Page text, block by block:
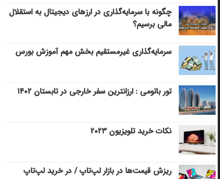
چگونه با سرمایه‌گذاری در ارزهای دیجیتال به استقلال
مالی برسیم؟
سرمایه‌گذاری غیرمستقیم بخش مهم آموزش بورس
تور باتومی : ارزانترین سفر خارجی در تابستان ۱۴۰۲
نکات خرید تلویزیون ۲۰۲۳
ریزش قیمت‌ها در بازار لپ‌تاپ / در خرید لپ‌تاپ